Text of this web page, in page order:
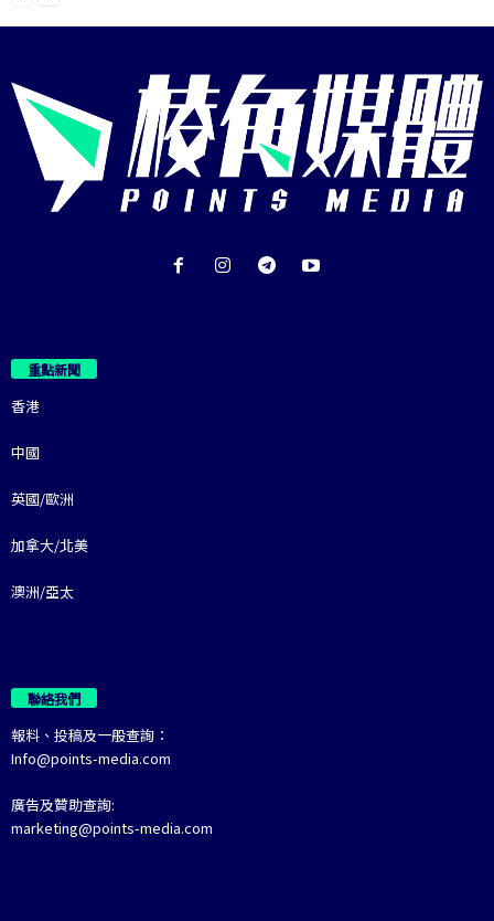
重點新聞
香港
中國
英國/歐洲
加拿大/北美
澳洲/亞太
聯絡我們
報料、投稿及一般查詢：
Info@points-media.com
廣告及贊助查詢:
marketing@points-media.com